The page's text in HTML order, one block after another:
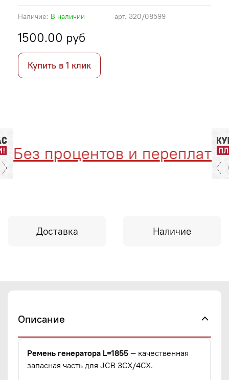
арт. 320/08599
Наличие: В наличии
1500.00 руб
Купить в 1 клик
процентов и переплат
Доставка Наличие
Описание
Ремень генератора L=1855 — качественная
запасная часть для JCB 3CX/4CX.